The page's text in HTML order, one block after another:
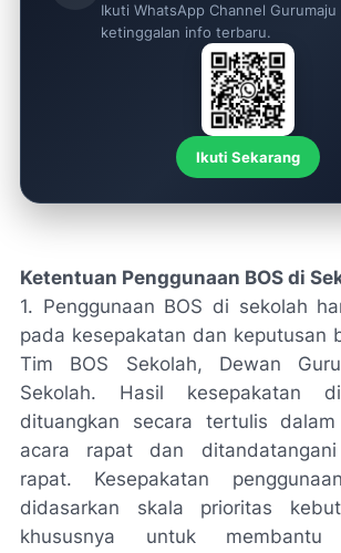
Ikuti WhatsApp Channel Gurumaju
ketinggalan info terbaru.
Ikuti Sekarang
Ketentuan Penggunaan BOS di
1. Penggunaan BOS di sekolah
pada kesepakatan dan keputusan
Tim BOS Sekolah, Dewan
Sekolah. Hasil kesepakatan
dituangkan secara tertulis
acara rapat dan
rapat. Kesepakatan
didasarkan skala prioritas
khususnya untuk membantu